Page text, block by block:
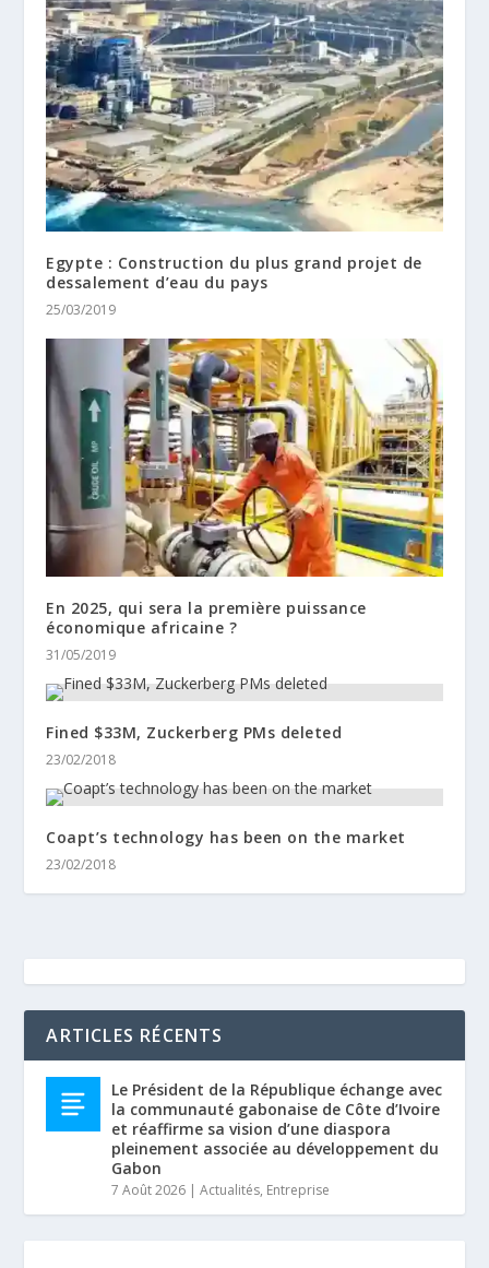
Egypte : Construction du plus grand projet de
dessalement d’eau du pays
25/03/2019
En 2025, qui sera la première puissance
économique africaine ?
31/05/2019
Fined $33M, Zuckerberg PMs deleted
23/02/2018
Coapt’s technology has been on the market
23/02/2018
ARTICLES RÉCENTS
Le Président de la République échange avec
la communauté gabonaise de Côte d’Ivoire
et réaffirme sa vision d’une diaspora
pleinement associée au développement du
Gabon
7 Août 2026 |Actualités, Entreprise